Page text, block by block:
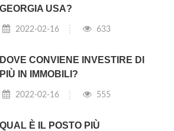
GEORGIA USA?
2022-02-16 633
DOVE CONVIENE INVESTIRE DI
PIÙ IN IMMOBILI?
2022-02-16 555
QUAL È IL POSTO PIÙ